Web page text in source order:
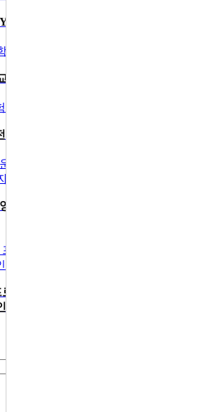
'디딤'
' 1학기 무지개 교실 진행
운영
<카이스트 성지현 교수 'AI 시대의
그램 'HS4A(Human Security for
안보' 메이커 워크숍